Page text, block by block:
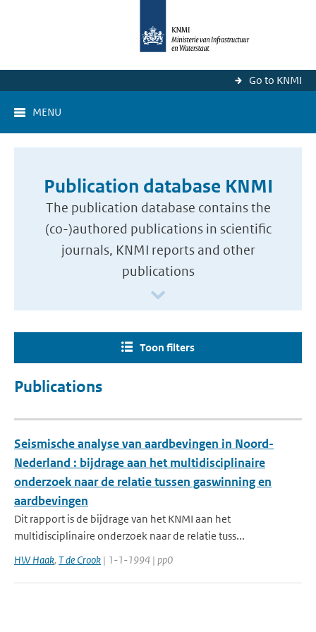
Go to KNMI
MENU
Publication database KNMI
The publication database contains the
(co-)authored publications in scientific
journals, KNMI reports and other
publications
Toon filters
Publications
Seismische analyse van aardbevingen in Noord-
Nederland : bijdrage aan het multidisciplinaire
onderzoek naar de relatie tussen gaswinning en
aardbevingen
Dit rapport is de bijdrage van het KNMI aan het
multidisciplinaire onderzoek naar de relatie tuss...
HW Haak, T de Crook | 1-1-1994 | pp0